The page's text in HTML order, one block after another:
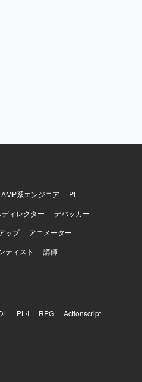
系エンジニア
PL
ィレクター
デバッカー
ップ
アニメーター
ティスト 講師
PL/I RPG Actionscript